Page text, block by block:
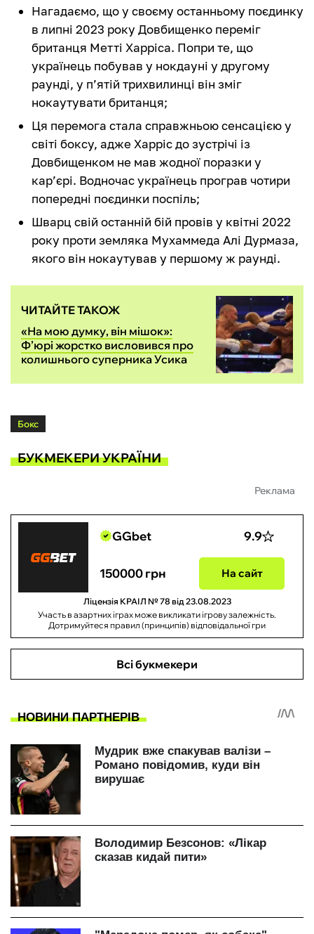
Нагадаємо, що у своєму останньому поєдинку
в липні 2023 року Довбищенко переміг
британця Метті Харріса. Попри те, що
українець побував у нокдауні у другому
раунді, у п’ятій трихвилинці він зміг
нокаутувати британця;
Ця перемога стала справжньою сенсацією у
світі боксу, адже Харріс до зустрічі із
Довбищенком не мав жодної поразки у
кар’єрі. Водночас українець програв чотири
попередні поєдинки поспіль;
Шварц свій останній бій провів у квітні 2022
року проти земляка Мухаммеда Алі Дурмаза,
якого він нокаутував у першому ж раунді.
ЧИТАЙТЕ ТАКОЖ
«На мою думку, він мішок»:
Ф’юрі жорстко висловився про
колишнього суперника Усика
Бокс
БУКМЕКЕРИ УКРАЇНИ
Реклама
GGbet 9.9
150000 грн На сайт
Ліцензія КРАІЛ № 78 від 23.08.2023
Участь в азартних іграх може викликати ігрову залежність.
Дотримуйтеся правил (принципів) відповідальної гри
Всі букмекери